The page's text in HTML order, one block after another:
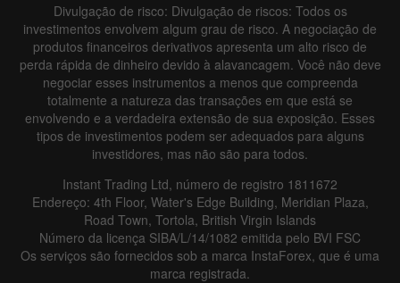
Divulgação de risco: Divulgação de riscos: Todos os
investimentos envolvem algum grau de risco. A negociação de
produtos financeiros derivativos apresenta um alto risco de
perda rápida de dinheiro devido à alavancagem. Você não deve
negociar esses instrumentos a menos que compreenda
totalmente a natureza das transações em que está se
envolvendo e a verdadeira extensão de sua exposição. Esses
tipos de investimentos podem ser adequados para alguns
investidores, mas não são para todos.
Instant Trading Ltd, número de registro 1811672
Endereço: 4th Floor, Water's Edge Building, Meridian Plaza,
Road Town, Tortola, British Virgin Islands
Número da licença SIBA/L/14/1082 emitida pelo BVI FSC
Os serviços são fornecidos sob a marca InstaForex, que é uma
marca registrada.